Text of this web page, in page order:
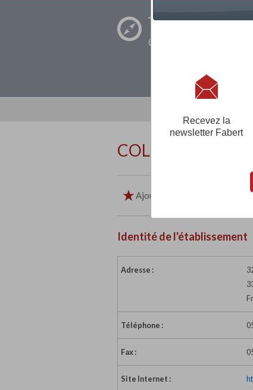
Trouver un
Loguez-vous,
COLLEGE PRIVE
Ajouter aux favoris
Identité de l'établissement
Adresse :
Téléphone :
Fax :
Site Internet :
Recevez la
newsletter Fabert